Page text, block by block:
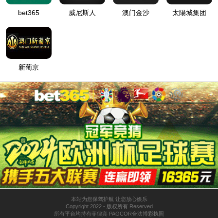
机器人及自动化
管/棒端加工自动化
电子与智能化工程
关于我们
公司简介
新闻中心
联系我们
太阳成tyc7111cc